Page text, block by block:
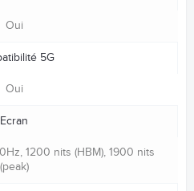
Oui
5G
Oui
Ecran
1200 nits (HBM), 1900 nits
(peak)